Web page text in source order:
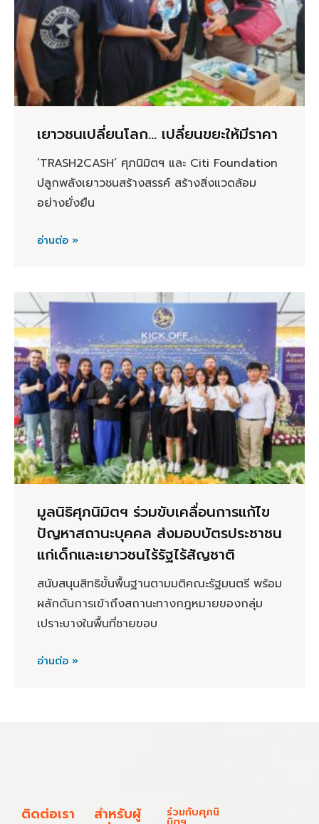
เยาวชนเปลี่ยนโลก… เปลี่ยนขยะให้มีราคา
‘TRASH2CASH’ ศุภนิมิตฯ และ Citi Foundation
ปลูกพลังเยาวชนสร้างสรรค์ สร้างสิ่งแวดล้อม
อย่างยั่งยืน
อ่านต่อ »
มูลนิธิศุภนิมิตฯ ร่วมขับเคลื่อนการแก้ไข
ปัญหาสถานะบุคคล ส่งมอบบัตรประชาชน
แก่เด็กและเยาวชนไร้รัฐไร้สัญชาติ
สนับสนุนสิทธิขั้นพื้นฐานตามมติคณะรัฐมนตรี พร้อม
ผลักดันการเข้าถึงสถานะทางกฎหมายของกลุ่ม
เปราะบางในพื้นที่ชายขอบ
อ่านต่อ »
ติดต่อเรา สำหรับผู้ ร่วมกับศุภนิ